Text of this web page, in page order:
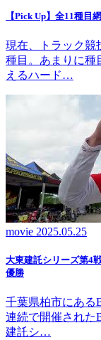
【Pick Up】全11種目
現在、トラック競
種目。あまりに種
えるハード…
movie 2025.05.25
大東建託シリーズ第4
優勝
千葉県柏市にある
連続で開催された
建託シ…